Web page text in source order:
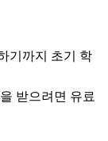
기까지 초기 학
받으려면 유료